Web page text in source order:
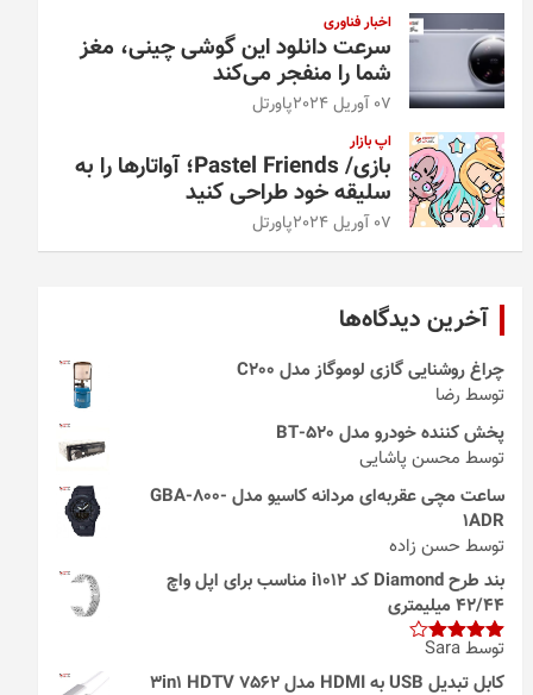
اخبار فناوری
سرعت دانلود این گوشی چینی، مغز
شما را منفجر می‌کند
07 آوریل 2024 پاورتل
اپ بازار
بازی/ Pastel Friends؛ آواتارها را به
سلیقه خود طراحی کنید
07 آوریل 2024 پاورتل
آخرین دیدگاه‌ها
چراغ روشنایی گازی لوموگاز مدل C200
توسط رضا
پخش کننده خودرو مدل 520-BT
توسط محسن پاشایی
ساعت مچی عقربه‌ای مردانه کاسیو مدل GBA-800-
1ADR
توسط حسن زاده
بند طرح Diamond کد i1012 مناسب برای اپل واچ
42/44 میلیمتری
امتیاز4
از 5
توسط Sara
کابل تبدیل USB به HDMI مدل 3in1 HDTV 7562